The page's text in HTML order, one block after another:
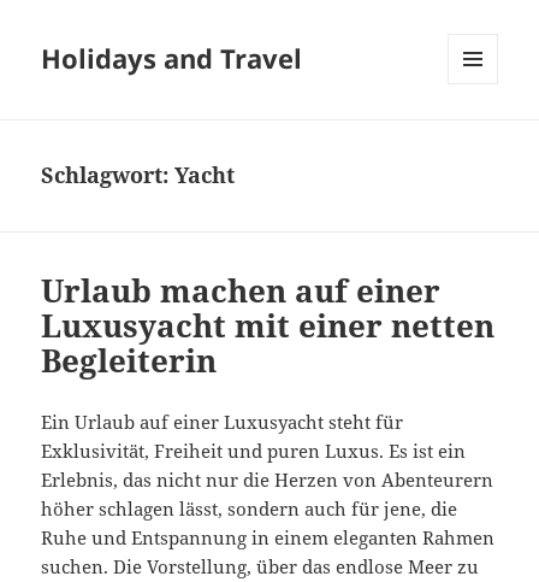
Holidays and Travel
Schlagwort:Yacht
Urlaub machen auf einer
Luxusyacht mit einer netten
Begleiterin
Ein Urlaub auf einer Luxusyacht steht für
Exklusivität, Freiheit und puren Luxus. Es ist ein
Erlebnis, das nicht nur die Herzen von Abenteurern
höher schlagen lässt, sondern auch für jene, die
Ruhe und Entspannung in einem eleganten Rahmen
suchen. Die Vorstellung, über das endlose Meer zu